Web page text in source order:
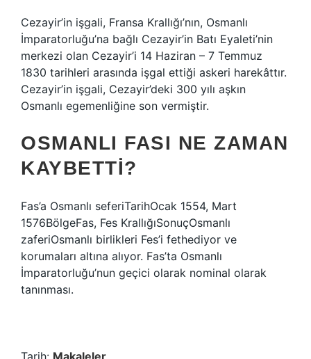
Cezayir’in işgali, Fransa Krallığı’nın, Osmanlı
İmparatorluğu’na bağlı Cezayir’in Batı Eyaleti’nin
merkezi olan Cezayir’i 14 Haziran – 7 Temmuz
1830 tarihleri ​​arasında işgal ettiği askeri harekâttır.
Cezayir’in işgali, Cezayir’deki 300 yılı aşkın
Osmanlı egemenliğine son vermiştir.
OSMANLI FASI NE ZAMAN
KAYBETTI?
Fas’a Osmanlı seferiTarihOcak 1554, Mart
1576BölgeFas, Fes KrallığıSonuçOsmanlı
zaferiOsmanlı birlikleri Fes’i fethediyor ve
korumaları altına alıyor. Fas’ta Osmanlı
İmparatorluğu’nun geçici olarak nominal olarak
tanınması.
Tarih: Makaleler